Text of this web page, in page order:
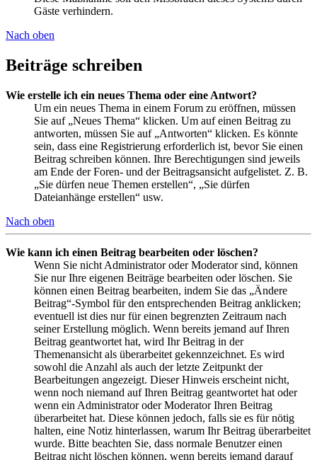
Gäste verhindern.
Nach oben
Beiträge schreiben
Wie erstelle ich ein neues Thema oder eine Antwort?
Um ein neues Thema in einem Forum zu eröffnen, müssen
Sie auf „Neues Thema“ klicken. Um auf einen Beitrag zu
antworten, müssen Sie auf „Antworten“ klicken. Es könnte
sein, dass eine Registrierung erforderlich ist, bevor Sie einen
Beitrag schreiben können. Ihre Berechtigungen sind jeweils
am Ende der Foren- und der Beitragsansicht aufgelistet. Z. B.
„Sie dürfen neue Themen erstellen“, „Sie dürfen
Dateianhänge erstellen“ usw.
Nach oben
Wie kann ich einen Beitrag bearbeiten oder löschen?
Wenn Sie nicht Administrator oder Moderator sind, können
Sie nur Ihre eigenen Beiträge bearbeiten oder löschen. Sie
können einen Beitrag bearbeiten, indem Sie das „Ändere
Beitrag“-Symbol für den entsprechenden Beitrag anklicken;
eventuell ist dies nur für einen begrenzten Zeitraum nach
seiner Erstellung möglich. Wenn bereits jemand auf Ihren
Beitrag geantwortet hat, wird Ihr Beitrag in der
Themenansicht als überarbeitet gekennzeichnet. Es wird
sowohl die Anzahl als auch der letzte Zeitpunkt der
Bearbeitungen angezeigt. Dieser Hinweis erscheint nicht,
wenn noch niemand auf Ihren Beitrag geantwortet hat oder
wenn ein Administrator oder Moderator Ihren Beitrag
überarbeitet hat. Diese können jedoch, falls sie es für nötig
halten, eine Notiz hinterlassen, warum Ihr Beitrag überarbeitet
wurde. Bitte beachten Sie, dass normale Benutzer einen
Beitrag nicht löschen können, wenn bereits jemand darauf